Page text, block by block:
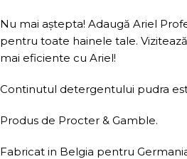
Nu mai aștepta! Adaugă Ariel
pentru toate hainele tale. Vizitează
mai eficiente cu Ariel!
Continutul detergentului pudra
Produs de Procter & Gamble.
Fabricat in Belgia pentru